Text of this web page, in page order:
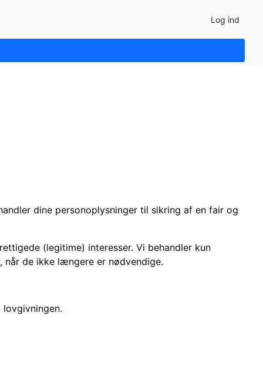
Log ind
dine personoplysninger til sikring af en fair og
(legitime) interesser. Vi behandler kun
når de ikke længere er nødvendige.